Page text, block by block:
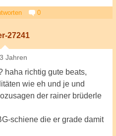
0
27241
Jahren
haha richtig gute beats,
wie eh und je und
der rainer brüderle
schiene die er grade damit